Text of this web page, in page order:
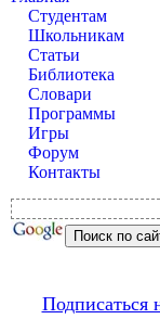
Студентам
Школьникам
Статьи
Библиотека
Словари
Программы
Игры
Форум
Контакты
Подписаться